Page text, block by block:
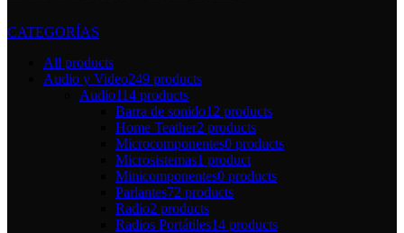
CATEGORÍAS
All products
Audio y Video249 products
Audio114 products
Barra de sonido12 products
Home Teather2 products
Microcomponentes0 products
Microsistemas1 product
Minicomponentes0 products
Parlantes72 products
Radio2 products
Radios Portátiles14 products